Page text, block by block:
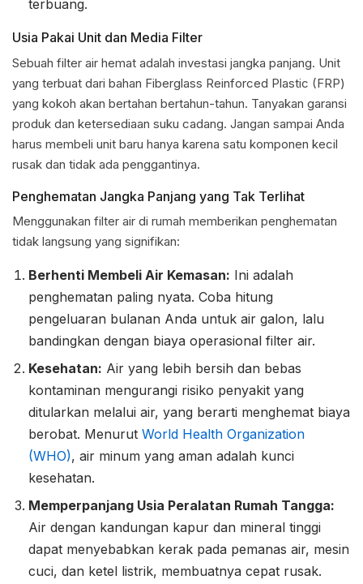
terbuang.
Usia Pakai Unit dan Media Filter
Sebuah filter air hemat adalah investasi jangka panjang. Unit
yang terbuat dari bahan Fiberglass Reinforced Plastic (FRP)
yang kokoh akan bertahan bertahun-tahun. Tanyakan garansi
produk dan ketersediaan suku cadang. Jangan sampai Anda
harus membeli unit baru hanya karena satu komponen kecil
rusak dan tidak ada penggantinya.
Penghematan Jangka Panjang yang Tak Terlihat
Menggunakan filter air di rumah memberikan penghematan
tidak langsung yang signifikan:
Berhenti Membeli Air Kemasan: Ini adalah
penghematan paling nyata. Coba hitung
pengeluaran bulanan Anda untuk air galon, lalu
bandingkan dengan biaya operasional filter air.
Kesehatan: Air yang lebih bersih dan bebas
kontaminan mengurangi risiko penyakit yang
ditularkan melalui air, yang berarti menghemat biaya
berobat. Menurut World Health Organization
(WHO), air minum yang aman adalah kunci
kesehatan.
Memperpanjang Usia Peralatan Rumah Tangga:
Air dengan kandungan kapur dan mineral tinggi
dapat menyebabkan kerak pada pemanas air, mesin
cuci, dan ketel listrik, membuatnya cepat rusak.